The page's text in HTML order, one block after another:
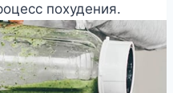
похудения.